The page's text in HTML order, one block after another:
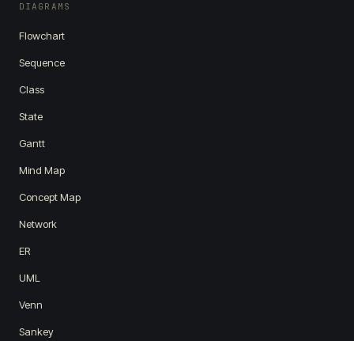
DIAGRAMS
Flowchart
Sequence
Class
State
Gantt
Mind Map
Concept Map
Network
ER
UML
Venn
Sankey